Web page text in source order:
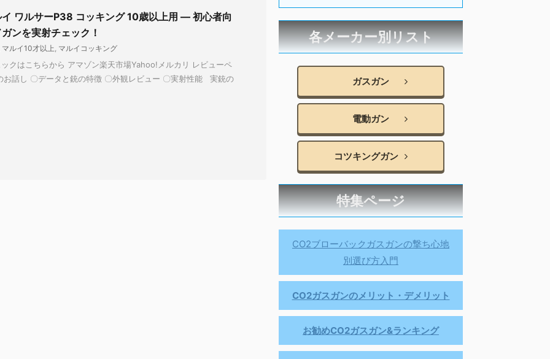
イ ワルサーP38 コッキング 10歳以上用 — 初心者向
ンを実射チェック！
マルイ10才以上, マルイコッキング
クはこちらから アマゾン楽天市場Yahoo!メルカリ レビューペ
話し 〇データと銃の特徴 〇外観レビュー 〇実射性能 実銃の
各メーカー別リスト
ガスガン
電動ガン
コツキングガン
特集ページ
CO2ブローバックガスガンの撃ち心地
別選び方入門
CO2ガスガンのメリット・デメリット
お勧めCO2ガスガン&ランキング